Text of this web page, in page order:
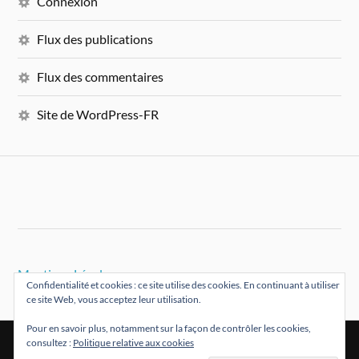
Flux des publications
Flux des commentaires
Site de WordPress-FR
Mentions Légales
Confidentialité et cookies : ce site utilise des cookies. En continuant à utiliser
ce site Web, vous acceptez leur utilisation.
Pour en savoir plus, notamment sur la façon de contrôler les cookies,
consultez : Politique relative aux cookies